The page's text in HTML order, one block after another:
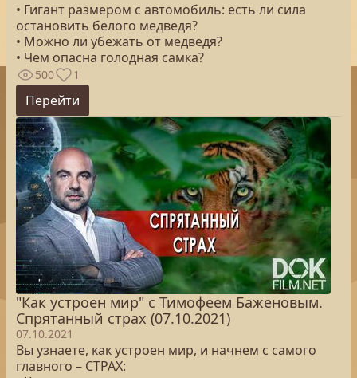
• Гигант размером с автомобиль: есть ли сила
остановить белого медведя?
• Можно ли убежать от медведя?
• Чем опасна голодная самка?
500 1
Перейти
"Как устроен мир" с Тимофеем Баженовым.
Спрятанный страх (07.10.2021)
07.10.2021
Вы узнаете, как устроен мир, и начнем с самого
главного – СТРАХ: